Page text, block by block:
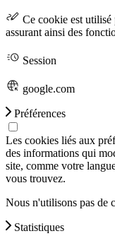
Ce cookie est utilisé
assurant ainsi des
Session
google.com
Préférences
Les cookies liés aux
des informations qui
site, comme votre
vous trouvez.
Nous n'utilisons pas de
Statistiques